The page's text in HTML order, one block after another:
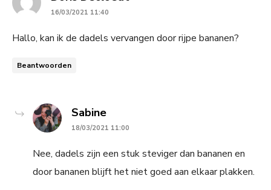
16/03/2021 11:40
Hallo, kan ik de dadels vervangen door rijpe bananen?
Beantwoorden
Sabinesays:
18/03/2021 11:00
Nee, dadels zijn een stuk steviger dan bananen en
door bananen blijft het niet goed aan elkaar plakken.